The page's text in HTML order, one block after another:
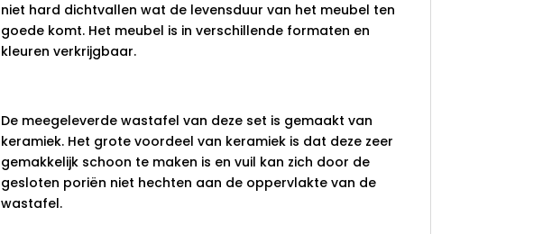
niet hard dichtvallen wat de levensduur van het meubel ten
goede komt. Het meubel is in verschillende formaten en
kleuren verkrijgbaar.
De meegeleverde wastafel van deze set is gemaakt van
keramiek. Het grote voordeel van keramiek is dat deze zeer
gemakkelijk schoon te maken is en vuil kan zich door de
gesloten poriën niet hechten aan de oppervlakte van de
wastafel.